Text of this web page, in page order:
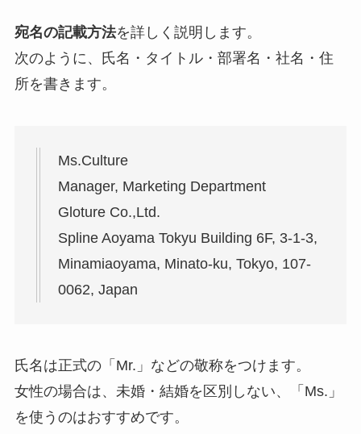
宛名の記載方法を詳しく説明します。
次のように、氏名・タイトル・部署名・社名・住
所を書きます。
Ms.Culture
Manager, Marketing Department
Gloture Co.,Ltd.
Spline Aoyama Tokyu Building 6F, 3-1-3,
Minamiaoyama, Minato-ku, Tokyo, 107-
0062, Japan
氏名は正式の「Mr.」などの敬称をつけます。
女性の場合は、未婚・結婚を区別しない、「Ms.」
を使うのはおすすめです。